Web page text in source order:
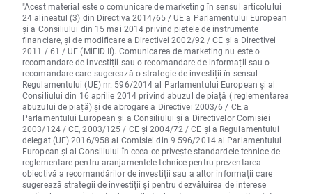
"Acest material este o comunicare de marketing în sensul articolului
24 alineatul (3) din Directiva 2014/65 / UE a Parlamentului European
și a Consiliului din 15 mai 2014 privind piețele de instrumente
financiare, și de modificare a Directivei 2002/92 / CE și a Directivei
2011 / 61 / UE (MiFID II). Comunicarea de marketing nu este o
recomandare de investiții sau o recomandare de informații sau o
recomandare care sugerează o strategie de investiții în sensul
Regulamentului (UE) nr. 596/2014 al Parlamentului European și al
Consiliului din 16 aprilie 2014 privind abuzul de piață ( reglementarea
abuzului de piață) și de abrogare a Directivei 2003/6 / CE a
Parlamentului European și a Consiliului și a Directivelor Comisiei
2003/124 / CE, 2003/125 / CE și 2004/72 / CE și a Regulamentului
delegat (UE) 2016/958 al Comisiei din 9 596/2014 al Parlamentului
European și al Consiliului în ceea ce privește standardele tehnice de
reglementare pentru aranjamentele tehnice pentru prezentarea
obiectivă a recomandărilor de investiții sau a altor informații care
sugerează strategii de investiții și pentru dezvăluirea de interese